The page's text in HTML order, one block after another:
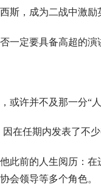
斯，成为二战中激励
一定要具备高超的演
或许并不及那一分
在任期内发表了不
此前的人生阅历：
会领导等多个角色。